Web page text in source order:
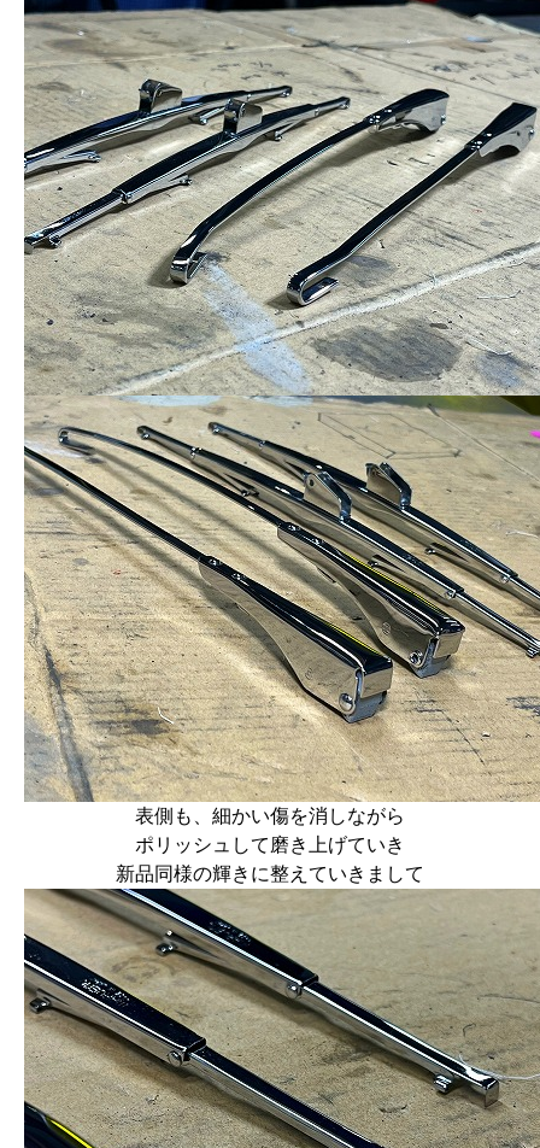
表側も、細かい傷を消しながら
ポリッシュして磨き上げていき
新品同様の輝きに整えていきまして